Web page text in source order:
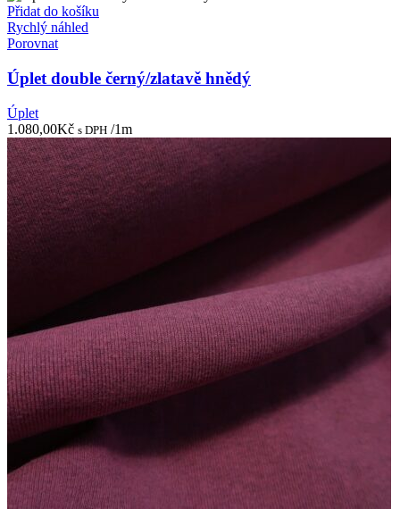
Přidat do košíku
Rychlý náhled
Porovnat
Úplet double černý/zlatavě hnědý
Úplet
1.080,00Kč s DPH /1m